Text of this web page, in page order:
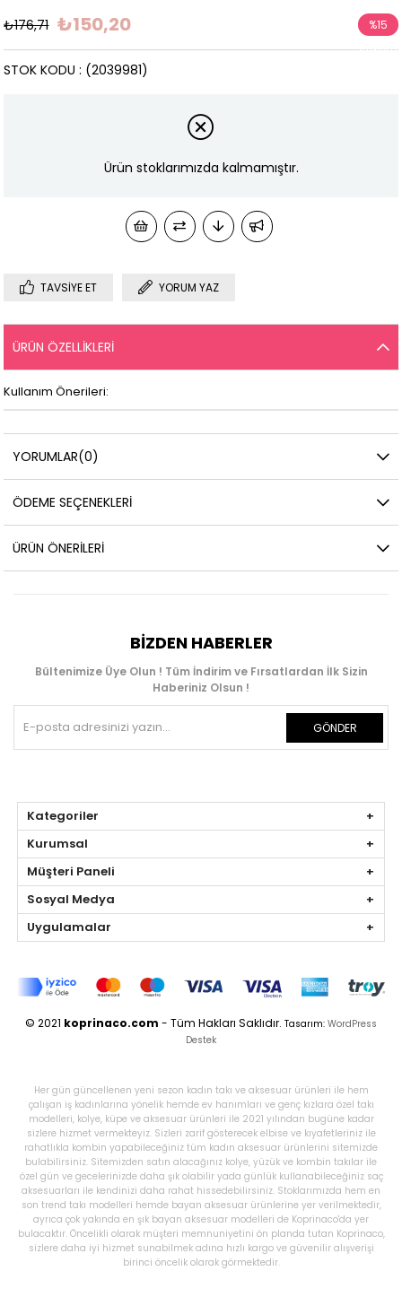
₺176,71 ₺150,20 %15
İndirim
(2039981)
STOK KODU
Ürün stoklarımızda kalmamıştır.
TAVSIYE ET YORUM YAZ
ÜRÜN ÖZELLIKLERI
Kullanım Önerileri:
YORUMLAR(0)
ÖDEME SEÇENEKLERI
ÜRÜN ÖNERILERI
BIZDEN HABERLER
Bültenimize Üye Olun ! Tüm İndirim ve Fırsatlardan İlk Sizin
Haberiniz Olsun !
GÖNDER
Kategoriler
Kurumsal
Müşteri Paneli
Sosyal Medya
Uygulamalar
© 2021 koprinaco.com - Tüm Hakları Saklıdır. Tasarım: WordPress
Destek
Her gün güncellenen yeni sezon kadın takı ve aksesuar ürünleri ile hem
çalışan iş kadınlarına yönelik hemde ev hanımları ve genç kızlara özel takı
modelleri, kolye, küpe ve aksesuar ürünleri ile 2021 yılından bugüne kadar
sizlere hizmet vermekteyiz. Sizleri zarif gösterecek elbise ve kıyafetleriniz ile
rahatlıkla kombin yapabileceğiniz tüm kadın aksesuar ürünlerini sitemizde
bulabilirsiniz. Sitemizden satın alacağınız kolye, yüzük ve kombin takılar ile
özel gün ve gecelerinizde daha şık olabilir yada günlük kullanabileceğiniz saç
aksesuarları ile kendinizi daha rahat hissedebilirsiniz. Stoklarımızda hem en
son trend takı modelleri hemde bayan aksesuar ürünlerine yer verilmektedir,
ayrıca çok yakında en şık bayan aksesuar modelleri de Koprinaco'da yer
bulacaktır. Öncelikli olarak müşteri memnuniyetini ön planda tutan Koprinaco,
sizlere daha iyi hizmet sunabilmek adına hızlı kargo ve güvenilir alışverişi
birinci öncelik olarak görmektedir.